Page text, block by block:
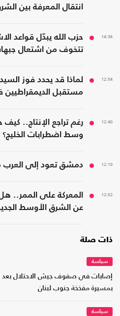
انتقال المعرفة بين
14:36
حزب الله يبدّل قواعد
تتخوف من اشتعال
12:54
لماذا قد يحدد فوز
مستقبل الديمقراطيين
12:40
رغم تراجع الإنتاج.. كيف
وسط اضطرابات الخليج؟
12:10 دمشق تعود إلى العرب
12:02
المعركة على الممر..
عن الشرق الأوسط
ذات صلة
سياسة
إصابات في صفوف جيش الاحتلال بعد
بمسيرة مفخخة جنوب لبنان
سياسة